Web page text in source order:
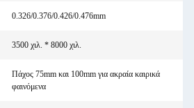
0.326/0.376/0.426/0.476mm
3500 χιλ. * 8000 χιλ.
Πάχος 75mm και 100mm για ακραία καιρικά
φαινόμενα